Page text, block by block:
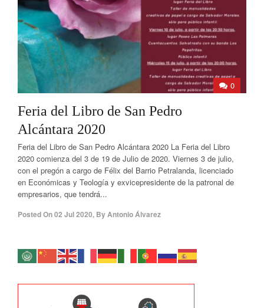
0
Feria del Libro de San Pedro
Alcántara 2020
Feria del Libro de San Pedro Alcántara 2020 La Feria del Libro
2020 comienza del 3 de 19 de Julio de 2020. Viernes 3 de julio,
con el pregón a cargo de Félix del Barrio Petralanda, licenciado
en Económicas y Teología y exvicepresidente de la patronal de
empresarios, que tendrá...
Posted On02 Jul 2020, ByAntonio Álvarez